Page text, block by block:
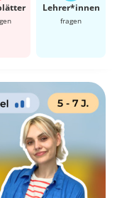
Lehrer*​innen
fragen